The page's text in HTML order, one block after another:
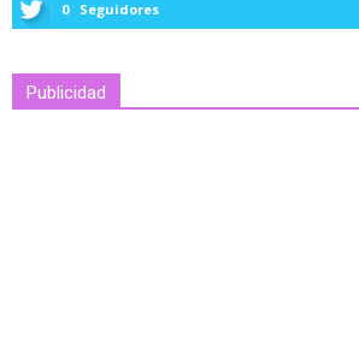
0 Seguidores
Publicidad